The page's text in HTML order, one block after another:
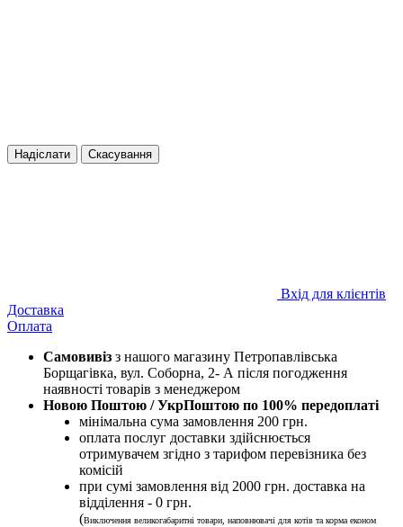
Надіслати Скасування
Вхід для клієнтів
Доставка
Оплата
Самовивіз з нашого магазину Петропавлівська
Борщагівка, вул. Соборна, 2- А після погодження
наявності товарів з менеджером
Новою Поштою / УкрПоштою по 100% передоплаті
мінімальна сума замовлення 200 грн.
оплата послуг доставки здійснюється
отримувачем згідно з тарифом перевізника без
комісій
при сумі замовлення від 2000 грн. доставка на
відділення - 0 грн.
(Виключення великогабаритні товари, наповнювачі для котів та корма економ